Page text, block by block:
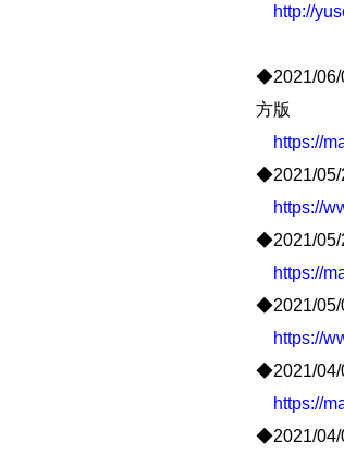
http://
◆2021/06/
方版
https://
◆2021/05/
https://
◆2021/05/
https://
◆2021/05/
https://
◆2021/04/
https://
◆2021/04/